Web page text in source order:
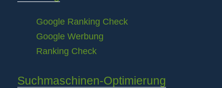
Google Ranking Check
Google Werbung
Ranking Check
Suchmaschinen-Optimierung